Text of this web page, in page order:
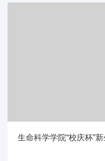
生命科学学院“校庆杯”